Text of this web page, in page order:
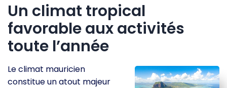
Un climat tropical
favorable aux activités
toute l’année
Le climat mauricien
constitue un atout majeur